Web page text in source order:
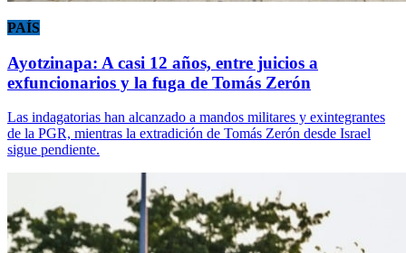
PAÍS
Ayotzinapa: A casi 12 años, entre juicios a
exfuncionarios y la fuga de Tomás Zerón
Las indagatorias han alcanzado a mandos militares y exintegrantes
de la PGR, mientras la extradición de Tomás Zerón desde Israel
sigue pendiente.